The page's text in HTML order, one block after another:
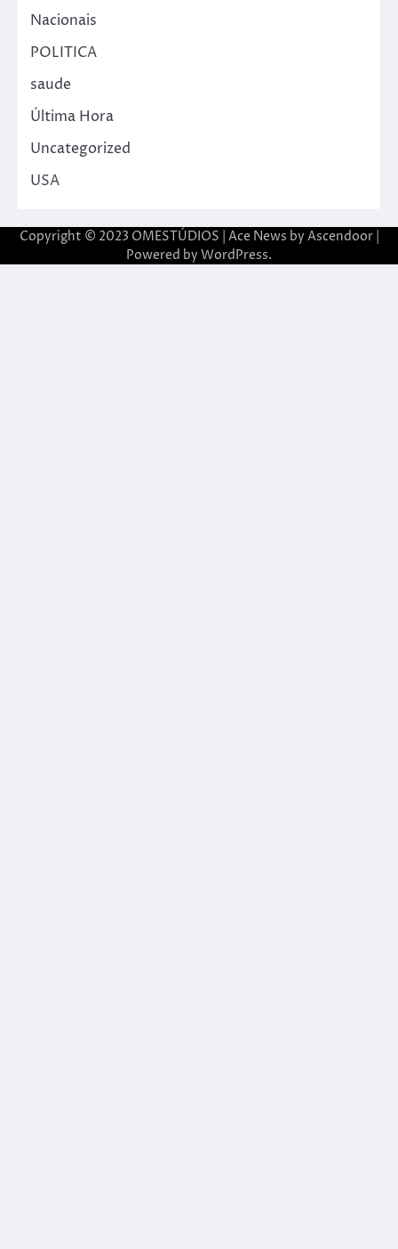
Nacionais
POLITICA
saude
Última Hora
Uncategorized
USA
Copyright © 2023 OMESTÚDIOS | Ace News by Ascendoor|
Powered by WordPress.